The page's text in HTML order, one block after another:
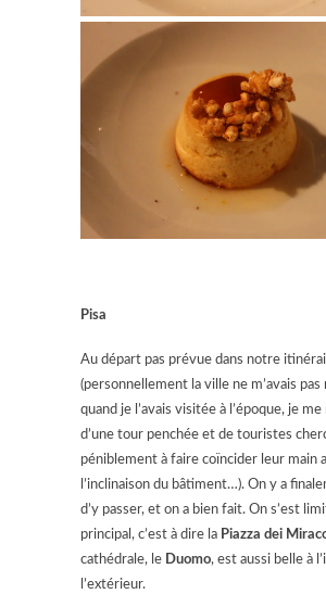
Pisa
Au départ pas prévue dans notre
(personnellement la ville ne m’avais pas
quand je l’avais visitée à l’époque, je me
d’une tour penchée et de touristes
péniblement à faire coïncider leur main
l’inclinaison du bâtiment…). On y a
d’y passer, et on a bien fait. On s’est
principal, c’est à dire la Piazza dei
cathédrale, le Duomo, est aussi belle à
l’extérieur.